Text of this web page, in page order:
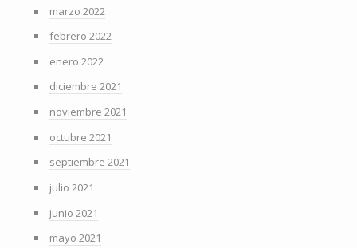
marzo 2022
febrero 2022
enero 2022
diciembre 2021
noviembre 2021
octubre 2021
septiembre 2021
julio 2021
junio 2021
mayo 2021